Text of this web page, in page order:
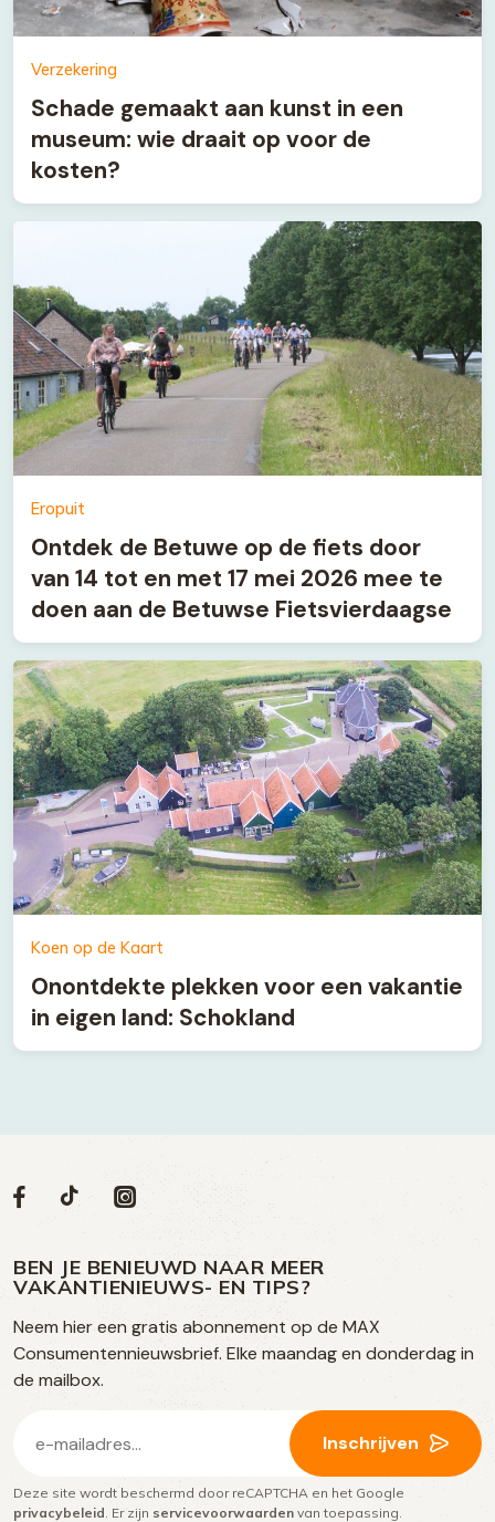
Verzekering
Schade gemaakt aan kunst in een
museum: wie draait op voor de
kosten?
Eropuit
Ontdek de Betuwe op de fiets door
van 14 tot en met 17 mei 2026 mee te
doen aan de Betuwse Fietsvierdaagse
Koen op de Kaart
Onontdekte plekken voor een vakantie
in eigen land: Schokland
Volg
op
social
media
Social
Volg
op
Facebook
Volg
op
TikTok
Volg
op
Instagram
BEN JE BENIEUWD NAAR MEER
VAKANTIENIEUWS- EN TIPS?
Neem hier een gratis abonnement op de MAX
Consumentennieuwsbrief. Elke maandag en donderdag in
de mailbox.
mailadres
(Vereist)
Inschrijven
Deze site wordt beschermd door reCAPTCHA en het Google
privacybeleid . Er zijn servicevoorwaarden van toepassing.